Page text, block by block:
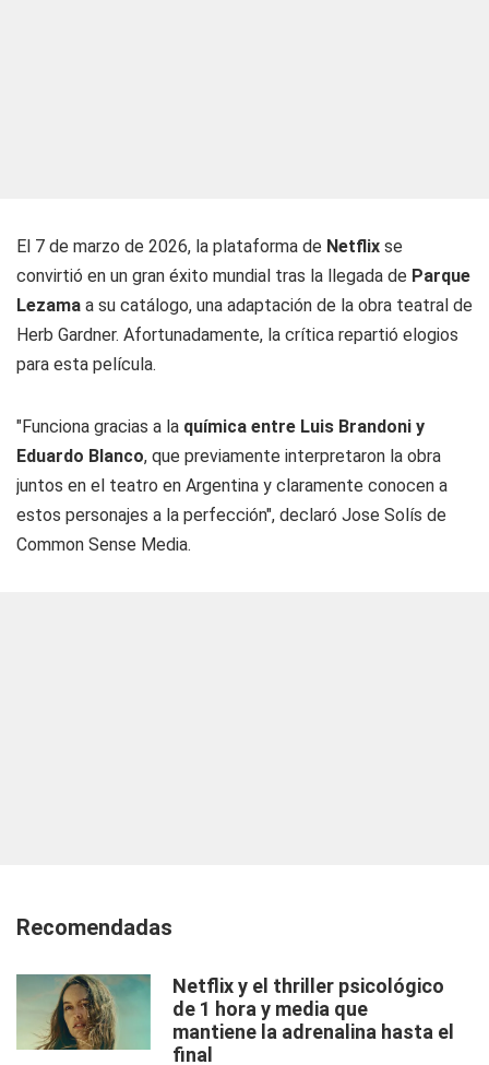
El 7 de marzo de 2026, la plataforma de Netflix se
convirtió en un gran éxito mundial tras la llegada de Parque
Lezama a su catálogo, una adaptación de la obra teatral de
Herb Gardner. Afortunadamente, la crítica repartió elogios
para esta película.
"Funciona gracias a la química entre Luis Brandoni y
Eduardo Blanco, que previamente interpretaron la obra
juntos en el teatro en Argentina y claramente conocen a
estos personajes a la perfección", declaró Jose Solís de
Common Sense Media.
Recomendadas
Netflix y el thriller psicológico
de 1 hora y media que
mantiene la adrenalina hasta el
final